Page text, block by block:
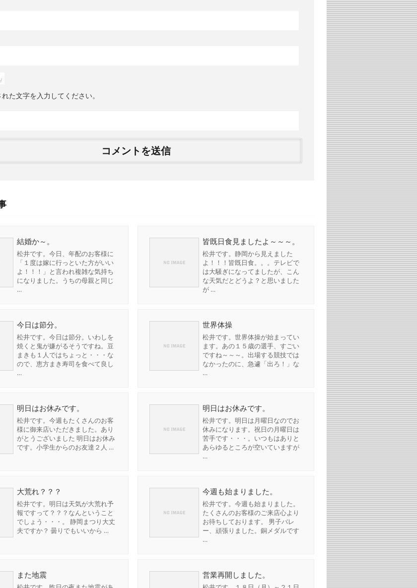
た文字を入力してください。
結婚か～。
松井です。今日、年配のお客様に
「１度は嫁に行っといた方がいい
よ！！！」と言われ複雑な気持ち
になりました。うちの母親と同じ
…
皆既日食見ましたよ～～～。
松井です。静岡から見えました
よ！！！皆既日食。。。テレビで
は大騒ぎになってましたが、こん
な天気だとどうよ？と思いました
が …
今日は節分。
松井です。今日は節分。いわしを
焼くと鬼が嫌がるそうですね。豆
まきも１人ではちょっと・・・な
ので、恵方まき寿司を食べて良し
…
世界体操
松井です。世界体操が始まってい
ます。あの１５歳の選手、すごい
ですね～～～。出場する競技では
なかったのに、急遽「出ろ！」な
…
明日はお休みです。
松井です。今週もたくさんのお客
様に御来店いただきました。あり
がとうございました 明日はお休み
です。小学生からのお友達２人 …
明日はお休みです。
松井です。明日は月曜日なのでお
休みになります。祝日の月曜日は
苦手です・・・。いつもはありと
あらゆるところが空いていますが
…
大荒れ？？？
松井です。明日は天気が大荒れ予
報ですって？？？なんということ
でしょう・・・。 静岡まつり大丈
夫ですか？ 曇りでもいいから …
今週も始まりました。
松井です。今週も始まりました。
たくさんのお客様のご来店心より
お待ちしております。 男子バレ
ー、頑張りました。銅メダルです
…
また地震 営業再開しました。